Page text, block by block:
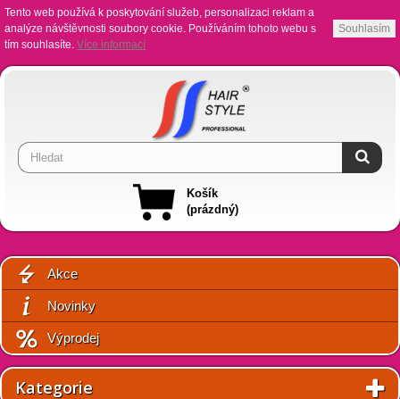
Tento web používá k poskytování služeb, personalizaci reklam a
analýze návštěvnosti soubory cookie. Používáním tohoto webu s
tím souhlasíte. Více informací
Souhlasím
Košík
(prázdný)
Akce
Novinky
Výprodej
Kategorie